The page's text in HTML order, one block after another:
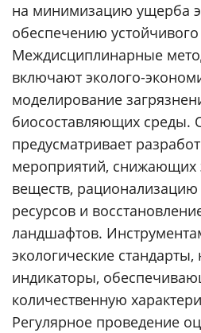
на минимизацию ущерба
обеспечению устойчивого
Междисциплинарные
включают эколого-
моделирование
биосоставляющих среды.
предусматривает
мероприятий, снижающих
веществ,
ресурсов и
ландшафтов.
экологические
индикаторы,
количественную
Регулярное проведение